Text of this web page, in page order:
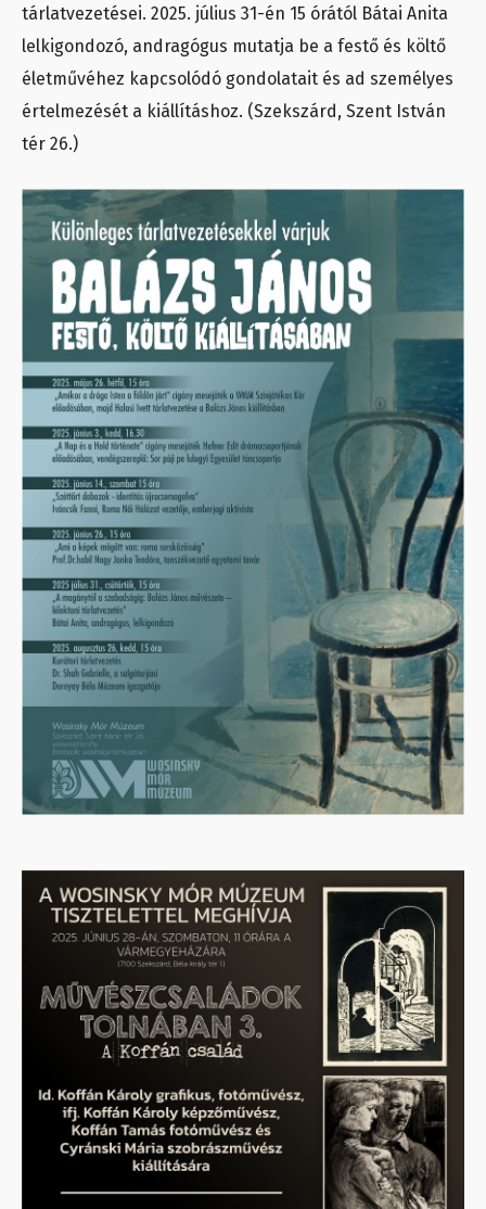
tárlatvezetései. 2025. július 31-én 15 órától Bátai Anita
lelkigondozó, andragógus mutatja be a festő és költő
életművéhez kapcsolódó gondolatait és ad személyes
értelmezését a kiállításhoz. (Szekszárd, Szent István
tér 26.)